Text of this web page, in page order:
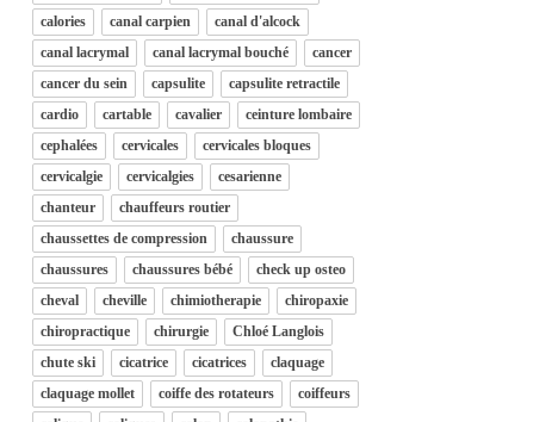
calories
canal carpien
canal d'alcock
canal lacrymal
canal lacrymal bouché
cancer
cancer du sein
capsulite
capsulite retractile
cardio
cartable cavalier
ceinture lombaire
cephalées
cervicales
cervicales bloques
cervicalgie
cervicalgies
cesarienne
chanteur
chauffeurs routier
chaussettes de compression
chaussure
chaussures
chaussures bébé
check up osteo
cheval
cheville chimiotherapie
chiropaxie
chiropractique
chirurgie
Chloé Langlois
chute ski
cicatrice cicatrices
claquage
claquage mollet
coiffe des rotateurs
coiffeurs